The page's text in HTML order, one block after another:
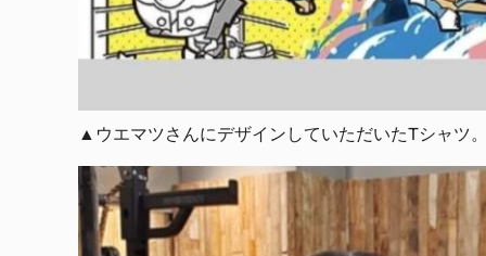
▲ウエマツさんにデザインしていただいたTシャツ